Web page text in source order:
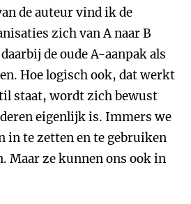
de auteur vind ik de
zich van A naar B
de oude A-aanpak als
Hoe logisch ook, dat werkt
staat, wordt zich bewust
eigenlijk is. Immers we
in te zetten en te gebruiken
Maar ze kunnen ons ook in